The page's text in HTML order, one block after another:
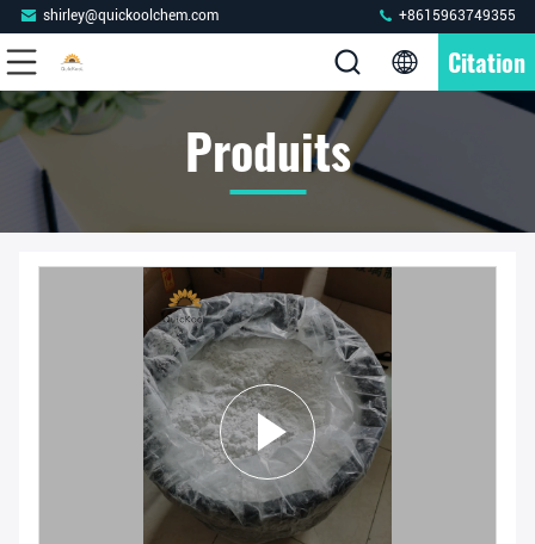
shirley@quickoolchem.com +8615963749355
Citation
Produits